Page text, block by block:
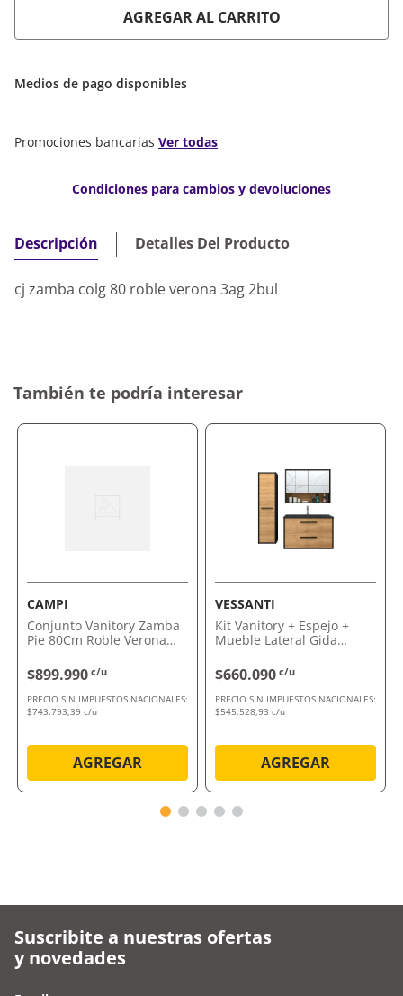
AGREGAR AL CARRITO
Medios de pago disponibles
Promociones bancarias Ver todas
Condiciones para cambios y devoluciones
Descripción Detalles Del Producto
cj zamba colg 80 roble verona 3ag 2bul
También te podría interesar
CAMPI
Conjunto Vanitory Zamba
Pie 80Cm Roble Verona
$899.990 c/u
PRECIO SIN IMPUESTOS NACIONALES:
$743.793,39 c/u
AGREGAR
VESSANTI
Kit Vanitory + Espejo +
Mueble Lateral Gida
$660.090 c/u
PRECIO SIN IMPUESTOS NACIONALES:
$545.528,93 c/u
AGREGAR
Suscribite a nuestras ofertas
y novedades